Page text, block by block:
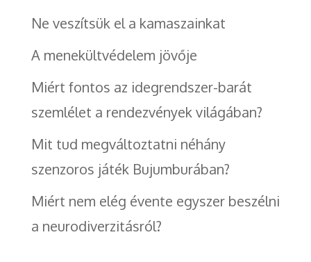
Ne veszítsük el a kamaszainkat
A menekültvédelem jövője
Miért fontos az idegrendszer-barát
szemlélet a rendezvények világában?
Mit tud megváltoztatni néhány
szenzoros játék Bujumburában?
Miért nem elég évente egyszer beszélni
a neurodiverzitásról?